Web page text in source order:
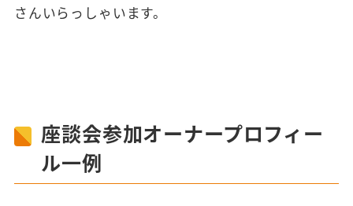
さんいらっしゃいます。
座談会参加オーナープロフィー
ル一例